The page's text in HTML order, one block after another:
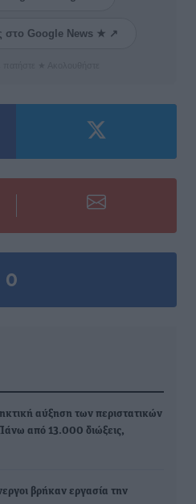
στο Google News ★ ↗
0
αύξηση των περιστατικών
από 13.000 διώξεις,
βρήκαν εργασία την